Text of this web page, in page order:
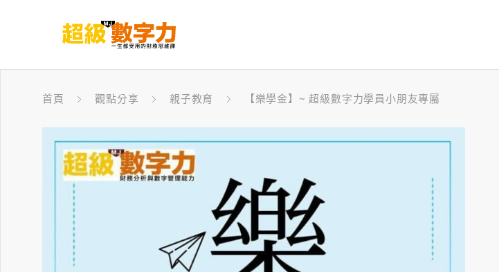
首頁 觀點分享 親子教育 【樂學金】~ 超級數字力學員小朋友專屬